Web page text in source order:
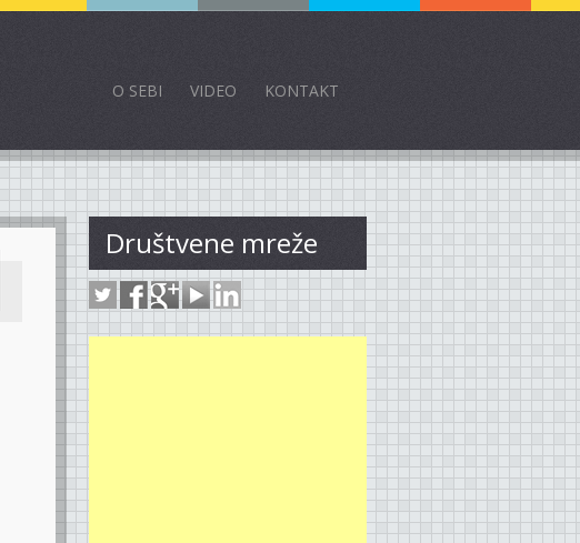
O SEBI VIDEO KONTAKT
Društvene mreže